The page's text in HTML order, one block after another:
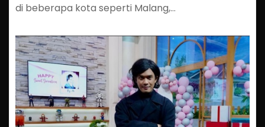
di beberapa kota seperti Malang,…